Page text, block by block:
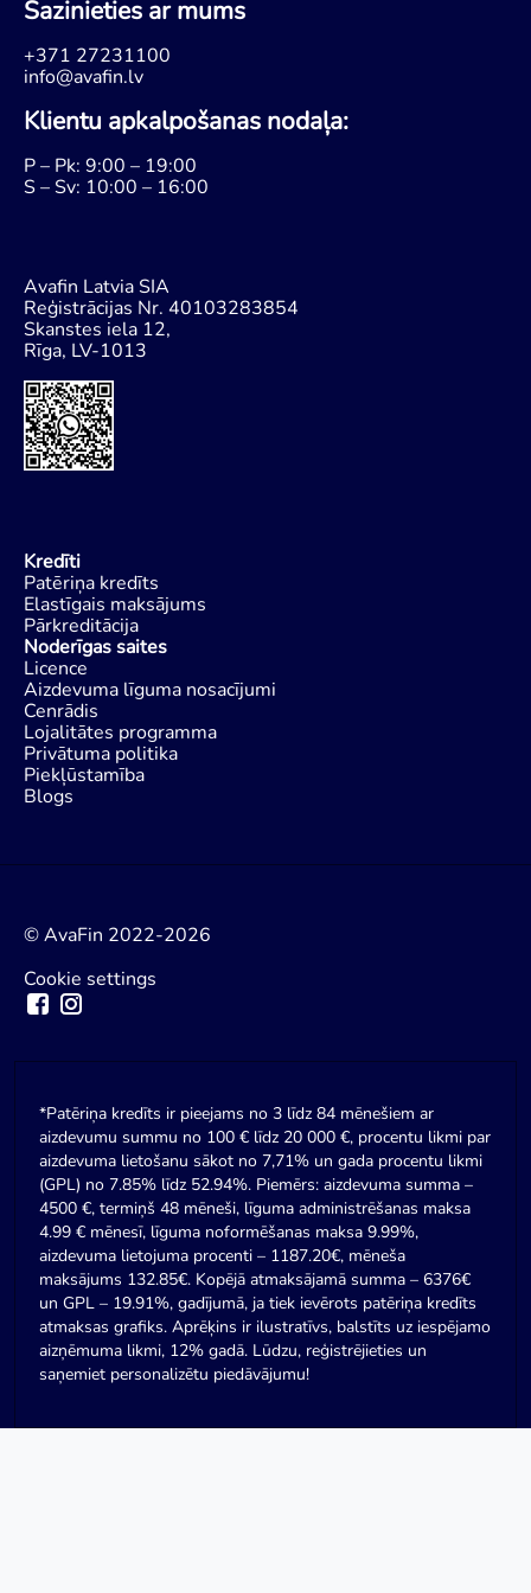
Sazinieties ar mums
+371 27231100
info@avafin.lv
Klientu apkalpošanas nodaļa:
P – Pk: 9:00 – 19:00
S – Sv: 10:00 – 16:00
Avafin Latvia SIA
Reģistrācijas Nr. 40103283854
Skanstes iela 12,
Rīga, LV-1013
Kredīti
Patēriņa kredīts
Elastīgais maksājums
Pārkreditācija
Noderīgas saites
Licence
Aizdevuma līguma nosacījumi
Cenrādis
Lojalitātes programma
Privātuma politika
Piekļūstamība
Blogs
© AvaFin 2022-2026
Cookie settings
*Patēriņa kredīts ir pieejams no 3 līdz 84 mēnešiem ar
aizdevumu summu no 100 € līdz 20 000 €, procentu likmi par
aizdevuma lietošanu sākot no 7,71% un gada procentu likmi
(GPL) no 7.85% līdz 52.94%. Piemērs: aizdevuma summa –
4500 €, termiņš 48 mēneši, līguma administrēšanas maksa
4.99 € mēnesī, līguma noformēšanas maksa 9.99%,
aizdevuma lietojuma procenti – 1187.20€, mēneša
maksājums 132.85€. Kopējā atmaksājamā summa – 6376€
un GPL – 19.91%, gadījumā, ja tiek ievērots patēriņa kredīts
atmaksas grafiks. Aprēķins ir ilustratīvs, balstīts uz iespējamo
aizņēmuma likmi, 12% gadā. Lūdzu, reģistrējieties un
saņemiet personalizētu piedāvājumu!